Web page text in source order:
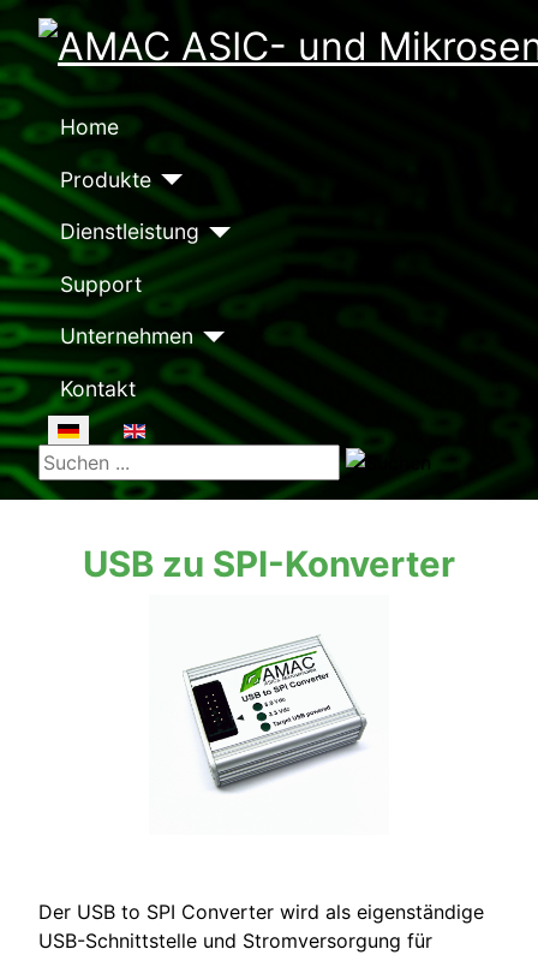
Home
Produkte
Dienstleistung
Support
Unternehmen
Kontakt
Sprache auswählen
Suchen ...
USB zu SPI-Konverter
Der USB to SPI Converter wird als eigenständige
USB-Schnittstelle und Stromversorgung für